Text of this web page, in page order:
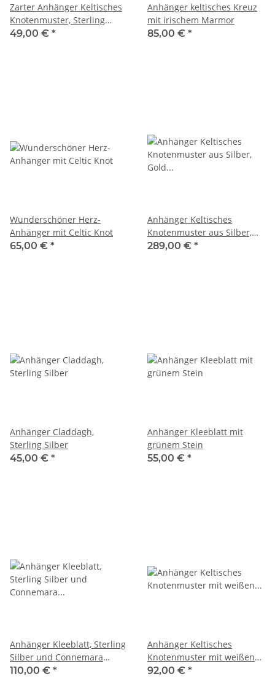
Zarter Anhänger Keltisches
Knotenmuster, Sterling
Silber
49,00 € *
Anhänger keltisches Kreuz
mit irischem Marmor
85,00 € *
Wunderschöner Herz-
Anhänger mit Celtic Knot
65,00 € *
Anhänger Keltisches
Knotenmuster aus Silber,
Gold und Diamant
289,00 € *
Anhänger Claddagh,
Sterling Silber
45,00 € *
Anhänger Kleeblatt mit
grünem Stein
55,00 € *
Anhänger Kleeblatt, Sterling
Silber und Connemara
Marmor
110,00 € *
Anhänger Keltisches
Knotenmuster mit weißen
Steinen
92,00 € *